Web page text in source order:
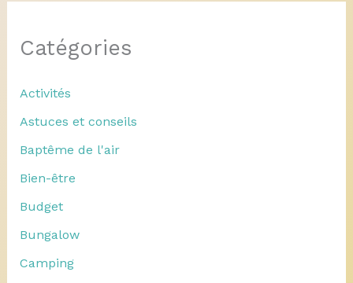
Catégories
Activités
Astuces et conseils
Baptême de l'air
Bien-être
Budget
Bungalow
Camping